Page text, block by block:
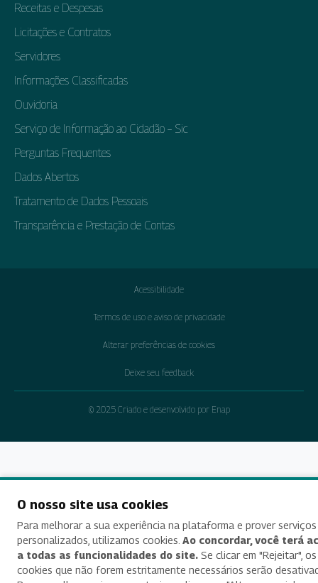
Receitas e Despesas
Licitações e Contratos
Servidores
Informações Classificadas
Ouvidoria
Serviço de Informação ao Cidadão – Sic
Perguntas Frequentes
Dados Abertos
Tratamento de Dados Pessoais
Transparência e Prestação de Contas
Acessibilidade
Termos de uso e aviso de privacidade
Alterar preferências de cookies
Deixe seu feedback
© 2025 Criado e desenvolvido por Enap
O nosso site usa cookies
Para melhorar a sua experiência na plataforma e prover serviços
personalizados, utilizamos cookies. Ao concordar, você terá
a todas as funcionalidades do site. Se clicar em "Rejeitar", os
cookies que não forem estritamente necessários serão